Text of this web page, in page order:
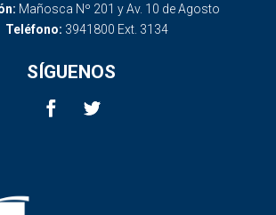
Mañosca Nº 201 y Av. 10 de Agosto
Teléfono: 3941800 Ext. 3134
SÍGUENOS